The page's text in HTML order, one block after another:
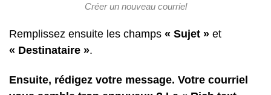
Créer un nouveau courriel
Remplissez ensuite les champs « Sujet » et
« Destinataire ».
Ensuite, rédigez votre message. Votre courriel